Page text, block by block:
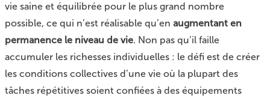
vie saine et équilibrée pour le plus grand nombre
possible, ce qui n’est réalisable qu’en augmentant en
permanence le niveau de vie. Non pas qu’il faille
accumuler les richesses individuelles : le défi est de créer
les conditions collectives d’une vie où la plupart des
tâches répétitives soient confiées à des équipements